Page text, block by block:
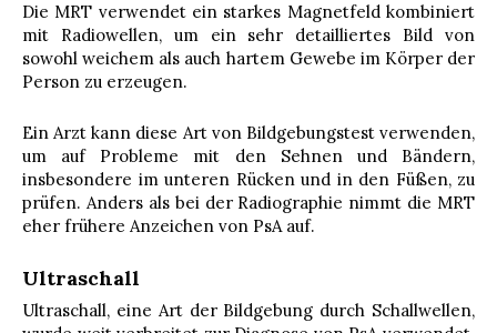
Die MRT verwendet ein starkes Magnetfeld kombiniert
mit Radiowellen, um ein sehr detailliertes Bild von
sowohl weichem als auch hartem Gewebe im Körper der
Person zu erzeugen.
Ein Arzt kann diese Art von Bildgebungstest verwenden,
um auf Probleme mit den Sehnen und Bändern,
insbesondere im unteren Rücken und in den Füßen, zu
prüfen. Anders als bei der Radiographie nimmt die MRT
eher frühere Anzeichen von PsA auf.
Ultraschall
Ultraschall, eine Art der Bildgebung durch Schallwellen,